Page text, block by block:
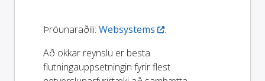
Þróunaraðili: Websystems
.
Að okkar reynslu er besta
flutningauppsetningin fyrir flest